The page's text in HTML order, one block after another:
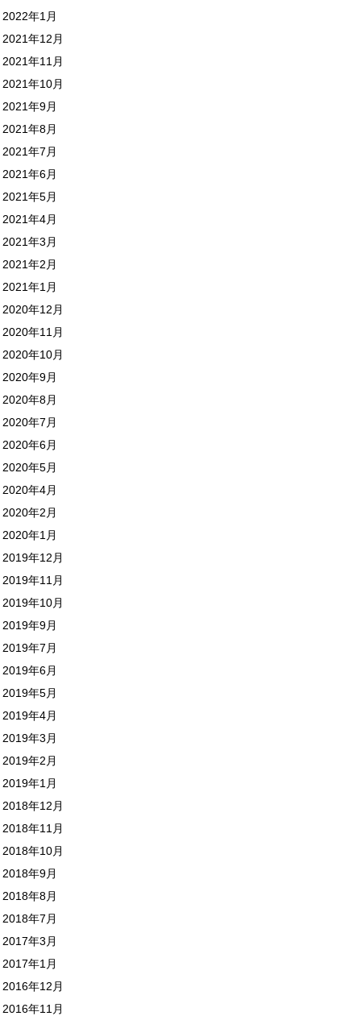
2022年1月
2021年12月
2021年11月
2021年10月
2021年9月
2021年8月
2021年7月
2021年6月
2021年5月
2021年4月
2021年3月
2021年2月
2021年1月
2020年12月
2020年11月
2020年10月
2020年9月
2020年8月
2020年7月
2020年6月
2020年5月
2020年4月
2020年2月
2020年1月
2019年12月
2019年11月
2019年10月
2019年9月
2019年7月
2019年6月
2019年5月
2019年4月
2019年3月
2019年2月
2019年1月
2018年12月
2018年11月
2018年10月
2018年9月
2018年8月
2018年7月
2017年3月
2017年1月
2016年12月
2016年11月